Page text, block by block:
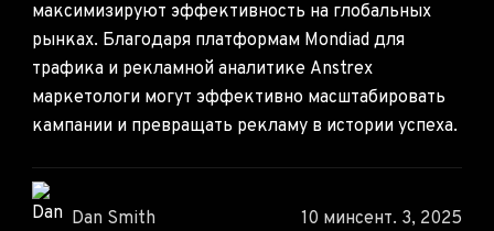
максимизируют эффективность на глобальных
рынках. Благодаря платформам Mondiad для
трафика и рекламной аналитике Anstrex
маркетологи могут эффективно масштабировать
кампании и превращать рекламу в истории успеха.
Dan Smith 10 минсент. 3, 2025